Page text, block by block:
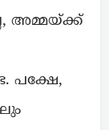
അമ്മയ്ക്ക്
പക്ഷേ,